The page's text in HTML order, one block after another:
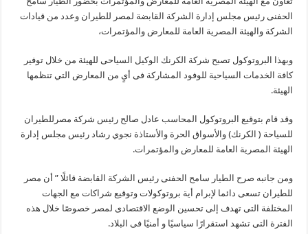
الحفنى رئيس مجلس إدارة الشركة القابضة لمصر للطيران وعدد من قيادات
الشركة والهيئة المصرية العامة للمعارض والمؤتمرات،
وبهذا البروتوكول تصبح شركة الكرنك الوكيل السياحى للهيئة من خلال توفير
كافة الخدمات السياحية للوفود المشاركة فى أىٍ من المعارض التي تنظمها
الهيئة.
وقد قام بتوقيع البروتوكول المحاسب عادل صالح رئيس شركة مصرللطيران
للسياحة ( الكرنك) والأسواق الحرة والأستاذة نجوي رشاد رئيس مجلس إدارة
الهيئة المصرية العامة للمعارض والمؤتمرات.
ومن جانبه صرح الطيار سامح الحفنى رئيس الشركة القابضة قائلًا ” أن مصر
للطيران تسعى دائما لإبرام أية بروتوكولات وتوقيع شراكات مع الجهات
المختلفة التى تهدف إلى تحسين الوضع الاقتصادى لمصر خصوصًا خلال هذه
الفترة التى تشهد استقرارًا سياسيًا و أمنيًا فى البلاد.